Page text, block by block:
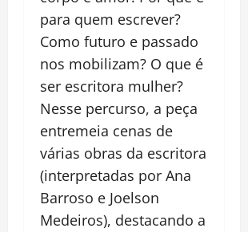
para quem escrever?
Como futuro e passado
nos mobilizam? O que é
ser escritora mulher?
Nesse percurso, a peça
entremeia cenas de
várias obras da escritora
(interpretadas por Ana
Barroso e Joelson
Medeiros), destacando a